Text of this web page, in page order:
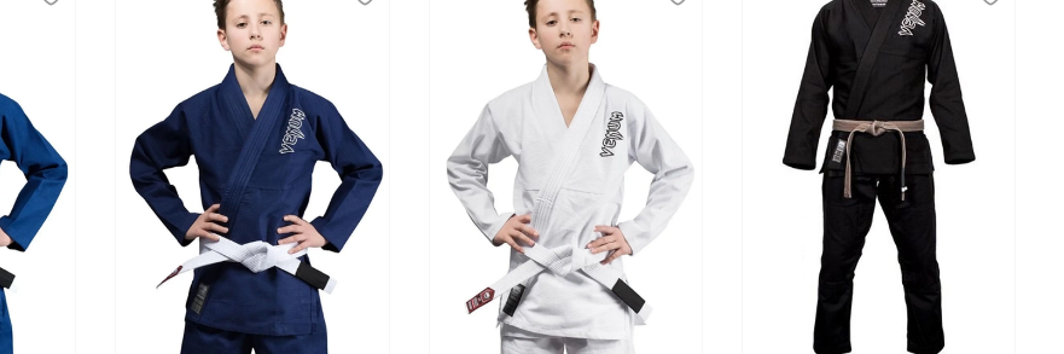
по материалу, плотности и крою в зависимости от вида единоборства. Например, дзюдо
и броски, тогда как карате кимоно легче и тоньше для большей подвижности. В бразильском
вставки для долговечности. Цвета одежды для спорта варьируются от белого и синего до
нашивки и вышивки, отражающие принадлежность к клубу или федерации.
доставкой по Орлу
кимоно для взрослых и детей. Готовы предложить на выбор фирменную одежду для спорта, которая